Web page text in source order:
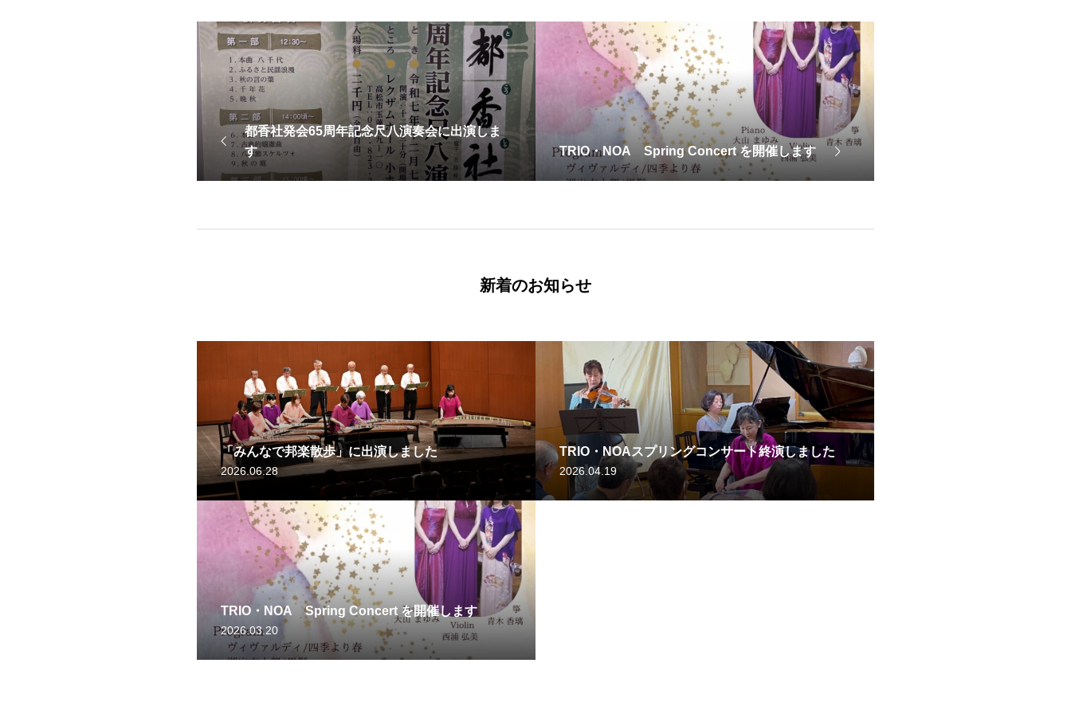
都香社発会65周年記念尺八演奏会に出演しま
す
TRIO・NOA Spring Concert を開催します
新着のお知らせ
「みんなで邦楽散歩」に出演しました
2026.06.28
TRIO・NOAスプリングコンサート終演しました
2026.04.19
TRIO・NOA Spring Concert を開催します
2026.03.20